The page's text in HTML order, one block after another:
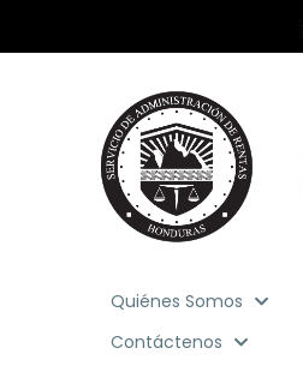
Quiénes Somos
Contáctenos